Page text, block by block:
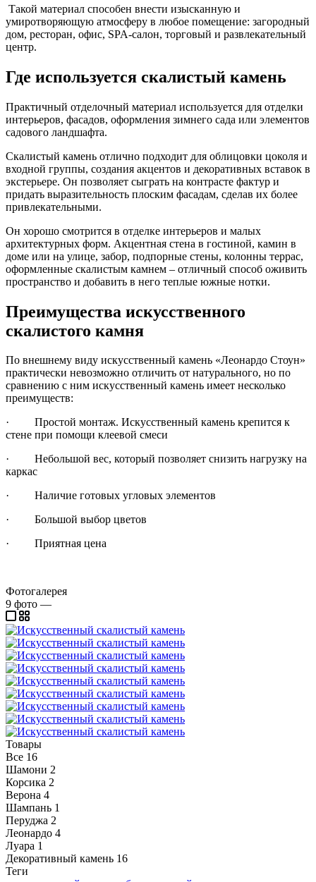
Такой материал способен внести изысканную и
умиротворяющую атмосферу в любое помещение: загородный
дом, ресторан, офис, SPA-салон, торговый и развлекательный
центр.
Где используется скалистый камень
Практичный отделочный материал используется для отделки
интерьеров, фасадов, оформления зимнего сада или элементов
садового ландшафта.
Скалистый камень отлично подходит для облицовки цоколя и
входной группы, создания акцентов и декоративных вставок в
экстерьере. Он позволяет сыграть на контрасте фактур и
придать выразительность плоским фасадам, сделав их более
привлекательными.
Он хорошо смотрится в отделке интерьеров и малых
архитектурных форм. Акцентная стена в гостиной, камин в
доме или на улице, забор, подпорные стены, колонны террас,
оформленные скалистым камнем – отличный способ оживить
пространство и добавить в него теплые южные нотки.
Преимущества искусственного
скалистого камня
По внешнему виду искусственный камень «Леонардо Стоун»
практически невозможно отличить от натурального, но по
сравнению с ним искусственный камень имеет несколько
преимуществ:
· Простой монтаж. Искусственный камень крепится к
стене при помощи клеевой смеси
· Небольшой вес, который позволяет снизить нагрузку на
каркас
· Наличие готовых угловых элементов
· Большой выбор цветов
· Приятная цена
Фотогалерея
9 фото —
Товары
Все 16
Шамони 2
Корсика 2
Верона 4
Шампань 1
Перуджа 2
Леонардо 4
Луара 1
Декоративный камень 16
Теги